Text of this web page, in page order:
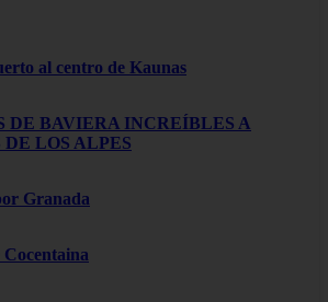
al centro de Kaunas
DE BAVIERA INCREÍBLES A
DE LOS ALPES
Granada
Cocentaina